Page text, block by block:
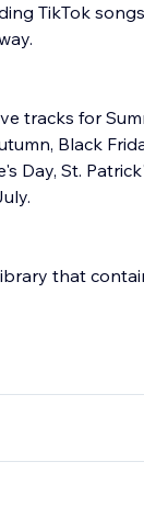
TikTok
tracks for
Black
Day, St.
that
and occasion